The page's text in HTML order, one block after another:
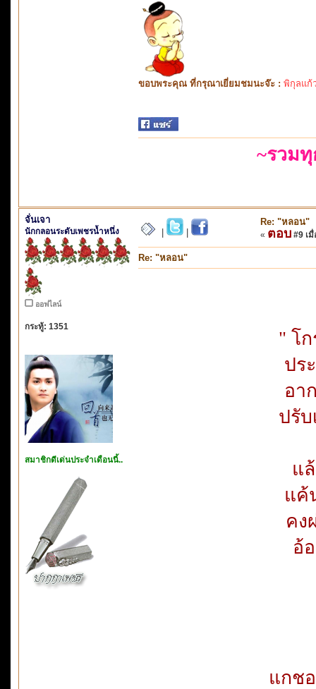
ขอบพระคุณ ที่กรุณาเยี่ยมชมนะจ๊ะ : พิกุลแก้
~รวม
จั่นเจา
นักกลอนระดับเพชรน้ำหนึ่ง
ออฟไลน์
กระทู้: 1351
สมาชิกดีเด่นประจำเดือนนี้..
Re: "หลอน"
« ตอบ #9 เมื่
Re: "หลอน"
" โ
ปร
อา
ปรับ
แ
แค้
คง
อ้
แกช